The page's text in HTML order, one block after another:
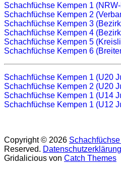
Schachfüchse Kempen 1
Schachfüchse Kempen 2
Schachfüchse Kempen 3
Schachfüchse Kempen 4
Schachfüchse Kempen 5
Schachfüchse Kempen 6
Schachfüchse Kempen 1 (U20
Schachfüchse Kempen 2 (U20
Schachfüchse Kempen 1 (U14
Schachfüchse Kempen 1 (U12
Copyright © 2026
Reserved. Datenschutzerklärung
Gridalicious von Catch Themes